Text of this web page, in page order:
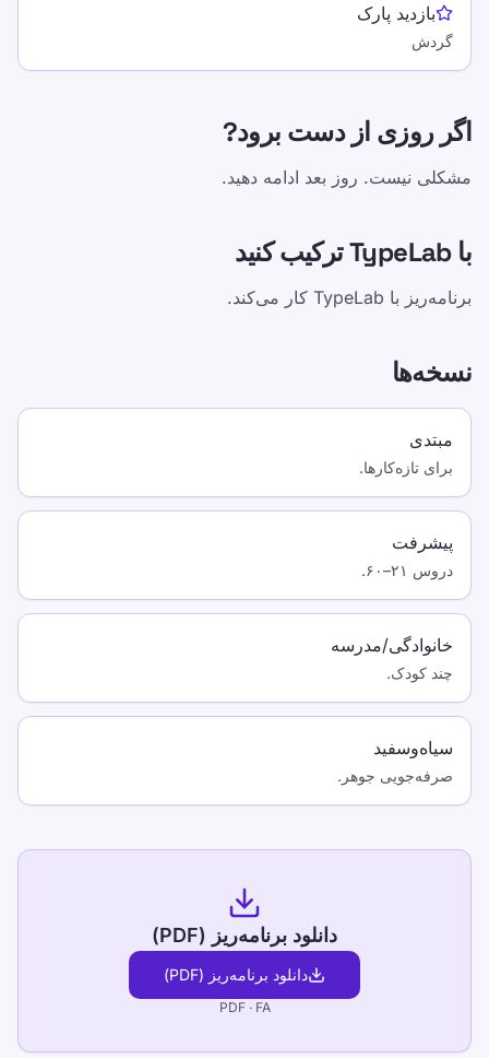
بازدید پارک
گردش
اگر روزی از دست برود?
مشکلی نیست. روز بعد ادامه دهید.
با TypeLab ترکیب کنید
برنامه‌ریز با TypeLab کار می‌کند.
نسخه‌ها
مبتدی
برای تازه‌کارها.
پیشرفت
دروس ۲۱–۶۰.
خانوادگی/مدرسه
چند کودک.
سیاه‌وسفید
صرفه‌جویی جوهر.
دانلود برنامه‌ریز (PDF)
دانلود برنامه‌ریز (PDF)
PDF · FA